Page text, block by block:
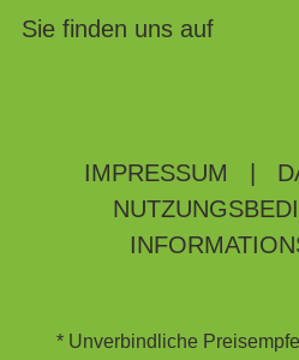
Sie finden uns auf
IMPRESSUM
* Unverbindliche